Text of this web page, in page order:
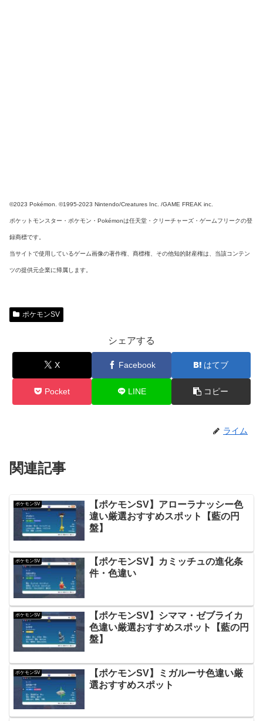
©2023 Pokémon. ©1995-2023 Nintendo/Creatures Inc. /GAME FREAK inc.
ポケットモンスター・ポケモン・Pokémonは任天堂・クリーチャーズ・ゲームフリークの登
録商標です。
当サイトで使用しているゲーム画像の著作権、商標権、その他知的財産権は、当該コンテン
ツの提供元企業に帰属します。
ポケモンSV
シェアする
X Facebook はてブ
Pocket LINE コピー
ライム
関連記事
ポケモンSV
【ポケモンSV】アローラナッシー色
違い厳選おすすめスポット【藍の円
盤】
ポケモンSV
【ポケモンSV】カミッチュの進化条
件・色違い
ポケモンSV
【ポケモンSV】シママ・ゼブライカ
色違い厳選おすすめスポット【藍の円
盤】
ポケモンSV
【ポケモンSV】ミガルーサ色違い厳
選おすすめスポット